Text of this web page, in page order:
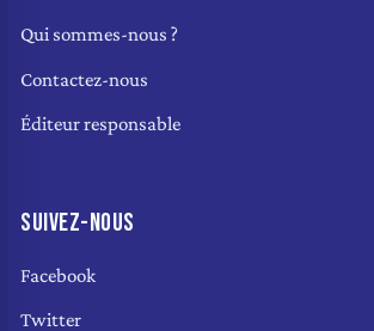
Qui sommes-nous ?
Contactez-nous
Éditeur responsable
SUIVEZ-NOUS
Facebook
Twitter